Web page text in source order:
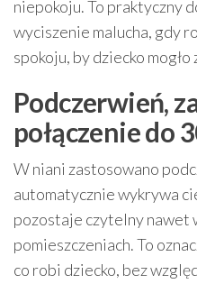
niepokoju. To praktyczny
wyciszenie malucha, gdy
spokoju, by dziecko mogło
Podczerwień,
połączenie do
W niani zastosowano
automatycznie wykrywa
pozostaje czytelny nawet
pomieszczeniach. To
co robi dziecko, bez